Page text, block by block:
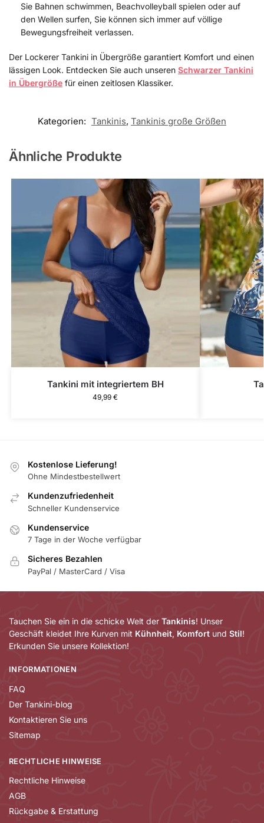
Sie Bahnen schwimmen, Beachvolleyball spielen oder auf
den Wellen surfen, Sie können sich immer auf völlige
Bewegungsfreiheit verlassen.
Der Lockerer Tankini in Übergröße garantiert Komfort und einen
lässigen Look. Entdecken Sie auch unseren Schwarzer Tankini
in Übergröße für einen zeitlosen Klassiker.
Kategorien: Tankinis, Tankinis große Größen
Ähnliche Produkte
Tankini mit integriertem BH
49,99€
Kostenlose Lieferung!
Ohne Mindestbestellwert
Kundenzufriedenheit
Schneller Kundenservice
Kundenservice
7 Tage in der Woche verfügbar
Sicheres Bezahlen
PayPal / MasterCard / Visa
Tauchen Sie ein in die schicke Welt der Tankinis! Unser
Geschäft kleidet Ihre Kurven mit Kühnheit, Komfort und Stil!
Erkunden Sie unsere Kollektion!
INFORMATIONEN
FAQ
Der Tankini-blog
Kontaktieren Sie uns
Sitemap
RECHTLICHE HINWEISE
Rechtliche Hinweise
AGB
Rückgabe & Erstattung